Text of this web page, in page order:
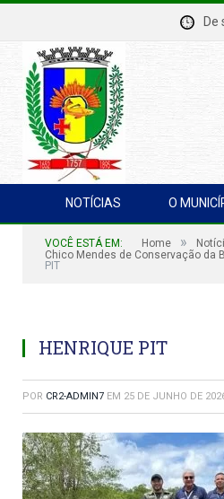
NOTÍCIAS O
VOCÊ ESTÁ EM: Home »
Chico Mendes de Conservação da
PIT
HENRIQUE PIT
POR CR2-ADMIN7 EM 25 DE JUNHO DE